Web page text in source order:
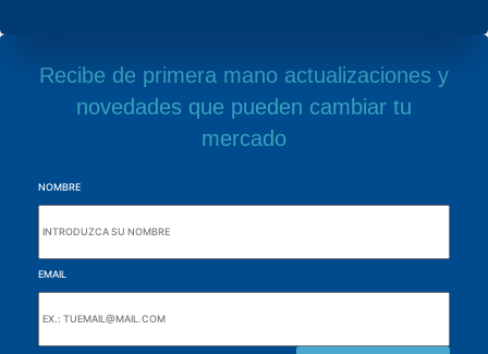
Recibe de primera mano actualizaciones y
novedades que pueden cambiar tu
mercado
NOMBRE
EMAIL